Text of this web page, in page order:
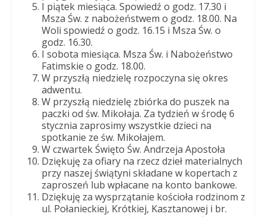
I piątek miesiąca. Spowiedź o godz. 17.30 i
Msza Św. z nabożeństwem o godz. 18.00. Na
Woli spowiedź o godz. 16.15 i Msza Św. o
godz. 16.30.
I sobota miesiąca. Msza Św. i Nabożeństwo
Fatimskie o godz. 18.00.
W przyszłą niedzielę rozpoczyna się okres
adwentu.
W przyszłą niedzielę zbiórka do puszek na
paczki od św. Mikołaja. Za tydzień w środę 6
stycznia zaprosimy wszystkie dzieci na
spotkanie ze św. Mikołajem.
W czwartek Święto Św. Andrzeja Apostoła
Dziękuję za ofiary na rzecz dzieł materialnych
przy naszej świątyni składane w kopertach z
zaproszeń lub wpłacane na konto bankowe.
Dziękuję za wysprzątanie kościoła rodzinom z
ul. Połanieckiej, Krótkiej, Kasztanowej i br.